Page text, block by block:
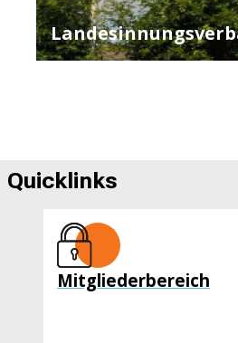
Quicklinks
Mitgliederbereich